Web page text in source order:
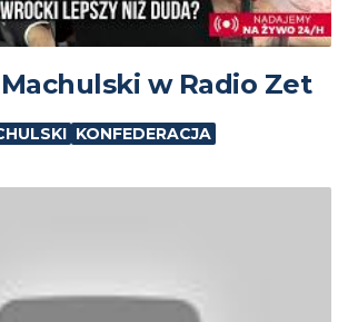
w Radio Zet
KONFEDERACJA